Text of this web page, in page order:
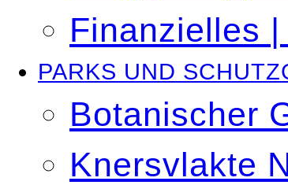
Finanzielles
PARKS UND
Botanischer
Knersvlakte